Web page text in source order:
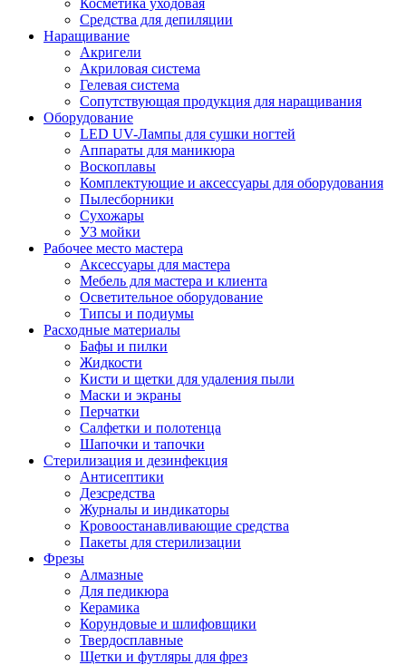
Косметика уходовая
Средства для депиляции
Наращивание
Акригели
Акриловая система
Гелевая система
Сопутствующая продукция для наращивания
Оборудование
LED UV-Лампы для сушки ногтей
Аппараты для маникюра
Воскоплавы
Комплектующие и аксессуары для оборудования
Пылесборники
Сухожары
УЗ мойки
Рабочее место мастера
Аксессуары для мастера
Мебель для мастера и клиента
Осветительное оборудование
Типсы и подиумы
Расходные материалы
Бафы и пилки
Жидкости
Кисти и щетки для удаления пыли
Маски и экраны
Перчатки
Салфетки и полотенца
Шапочки и тапочки
Стерилизация и дезинфекция
Антисептики
Дезсредства
Журналы и индикаторы
Кровоостанавливающие средства
Пакеты для стерилизации
Фрезы
Алмазные
Для педикюра
Керамика
Корундовые и шлифовщики
Твердосплавные
Щетки и футляры для фрез